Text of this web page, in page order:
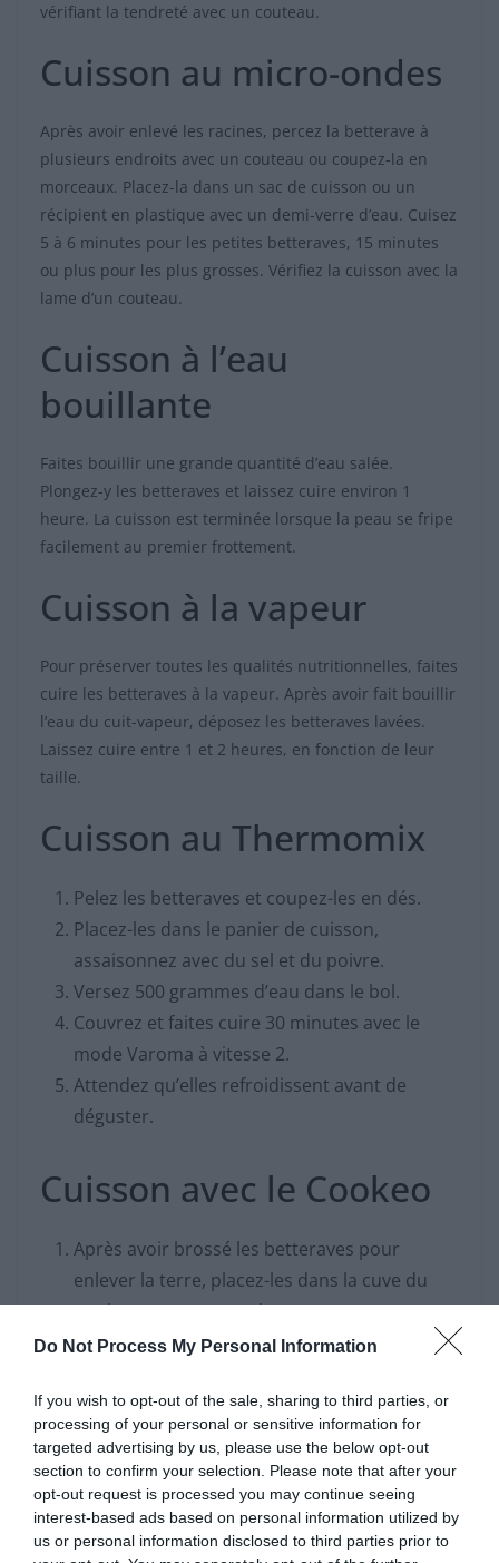
Do Not Process My Personal Information
If you wish to opt-out of the sale, sharing to third parties, or
processing of your personal or sensitive information for
targeted advertising by us, please use the below opt-out
section to confirm your selection. Please note that after your
opt-out request is processed you may continue seeing
interest-based ads based on personal information utilized by
us or personal information disclosed to third parties prior to
vérifiant la tendreté avec un couteau.
Cuisson au micro-ondes
Après avoir enlevé les racines, percez la betterave à
plusieurs endroits avec un couteau ou coupez-la en
morceaux. Placez-la dans un sac de cuisson ou un
récipient en plastique avec un demi-verre d’eau. Cuisez
5 à 6 minutes pour les petites betteraves, 15 minutes
ou plus pour les plus grosses. Vérifiez la cuisson avec la
lame d’un couteau.
Cuisson à l’eau
bouillante
Faites bouillir une grande quantité d’eau salée.
Plongez-y les betteraves et laissez cuire environ 1
heure. La cuisson est terminée lorsque la peau se fripe
facilement au premier frottement.
Cuisson à la vapeur
Pour préserver toutes les qualités nutritionnelles, faites
cuire les betteraves à la vapeur. Après avoir fait bouillir
l’eau du cuit-vapeur, déposez les betteraves lavées.
Laissez cuire entre 1 et 2 heures, en fonction de leur
taille.
Cuisson au Thermomix
Pelez les betteraves et coupez-les en dés.
Placez-les dans le panier de cuisson,
assaisonnez avec du sel et du poivre.
Versez 500 grammes d’eau dans le bol.
Couvrez et faites cuire 30 minutes avec le
mode Varoma à vitesse 2.
Attendez qu’elles refroidissent avant de
déguster.
Cuisson avec le Cookeo
Après avoir brossé les betteraves pour
enlever la terre, placez-les dans la cuve du
Cookeo et recouvrez d’eau.
Lancez le mode « cuisson rapide » ou « sous
Comptez 25 minutes pour les petites
betteraves, jusqu’à 40 minutes pour les plus
grosses.
Laissez refroidir avant de les éplucher.